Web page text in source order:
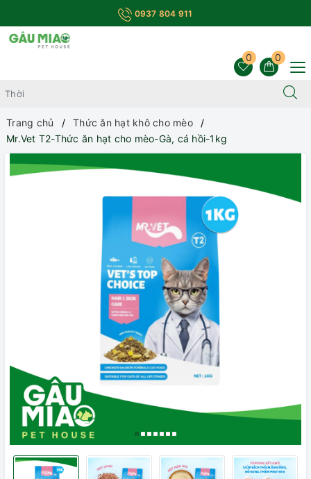
0937 804 911
0
0
Trang chủ
Thức ăn hạt khô cho mèo
Mr.Vet T2-Thức ăn hạt cho mèo-Gà, cá hồi-1kg